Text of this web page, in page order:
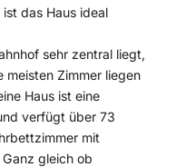
das Haus ideal
sehr zentral liegt,
meisten Zimmer liegen
Haus ist eine
verfügt über 73
mit
gleich ob